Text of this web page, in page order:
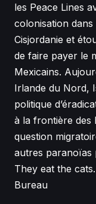
les Peace Lines
colonisation
Cisjordanie et
de faire payer le
Mexicains.
Irlande du Nord,
politique
à la frontière des
question
autres paranoïas
They eat the
Bureau